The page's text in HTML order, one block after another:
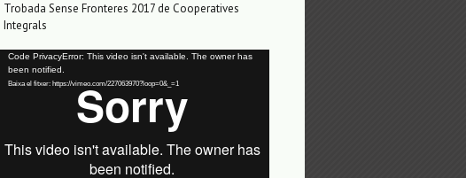
Trobada Sense Fronteres 2017 de Cooperatives
Integrals
Reproductor
vídeo
Code PrivacyError: This video isn't available. The owner has
been notified.
Baixa el fitxer: https://vimeo.com/227063970?loop=0&_=1